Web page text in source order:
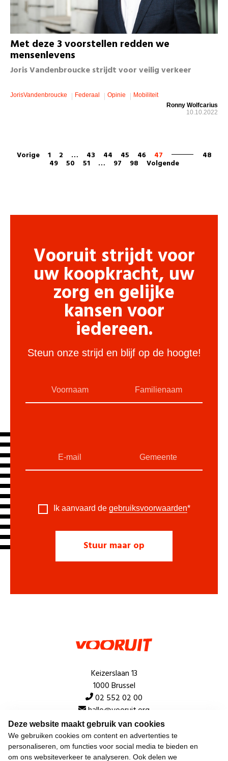
Deze website maakt gebruik van cookies
We gebruiken cookies om content en advertenties te
personaliseren, om functies voor social media te bieden en
om ons websiteverkeer te analyseren. Ook delen we
Met deze 3 voorstellen redden we
mensenlevens
Joris Vandenbroucke strijdt voor veilig verkeer
JorisVandenbroucke Federaal Opinie
Mobiliteit
Ronny Wolfcarius
10.10.2022
Vorige 1 2 … 43 44 45 46 47 48
49 50 51 … 97 98 Volgende
Vooruit strijdt voor
uw koopkracht, uw
zorg en gelijke
kansen voor
iedereen.
Steun onze strijd en blijf op de hoogte!
Ik aanvaard de gebruiksvoorwaarden*
Keizerslaan 13
1000 Brussel
02 552 02 00
hallo@vooruit.org
Snel